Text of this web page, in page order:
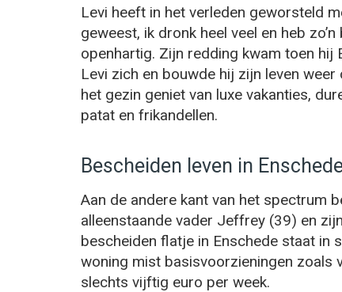
Levi heeft in het verleden geworsteld
geweest, ik dronk heel veel en heb
openhartig. Zijn redding kwam toen
Levi zich en bouwde hij zijn leven
het gezin geniet van luxe vakanties,
patat en frikandellen.
Bescheiden leven in
Aan de andere kant van het spectrum
alleenstaande vader Jeffrey (39) en
bescheiden flatje in Enschede staat in
woning mist basisvoorzieningen zoals
slechts vijftig euro per week.